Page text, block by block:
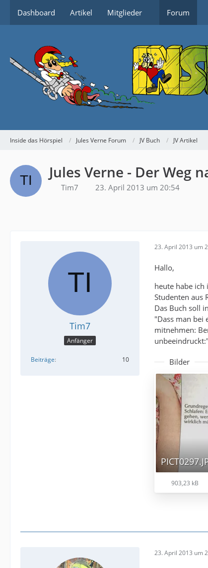
Dashboard Artikel Mitglieder Forum
Inside das Hörspiel Jules Verne Forum JV Buch JV Artikel
Jules Verne - Der Weg
Tim7 23. April 2013 um 20:54
Tim7
Anfänger
Beiträge 10
23. April 2013 um
Hallo,
heute habe ich
Studenten aus
Das Buch soll
"Dass man bei
mitnehmen:
Bilder
903,23 kB
23. April 2013 um